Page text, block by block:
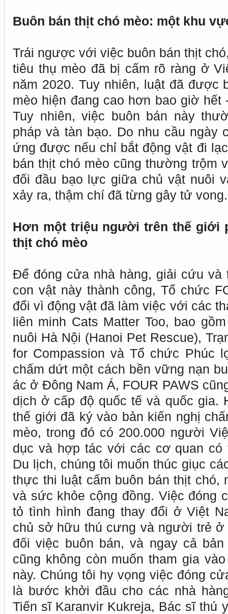
Buôn bán thịt chó mèo: một khu
Trái ngược với việc buôn bán thịt
tiêu thụ mèo đã bị cấm rõ ràng ở
năm 2020. Tuy nhiên, luật đã được
mèo hiện đang cao hơn bao giờ
Tuy nhiên, việc buôn bán này
pháp và tàn bạo. Do nhu cầu ngày
ứng được nếu chỉ bắt động vật đi
bán thịt chó mèo cũng thường trộm
đối đầu bạo lực giữa chủ vật nuôi
xảy ra, thậm chí đã từng gây tử vong.
Hơn một triệu người trên thế giới
thịt chó mèo
Để đóng cửa nhà hàng, giải cứu và
con vật này thành công, Tổ chức
đổi vì động vật đã làm việc với các
liên minh Cats Matter Too, bao
nuôi Hà Nội (Hanoi Pet Rescue),
for Compassion và Tổ chức Phúc
chấm dứt một cách bền vững nạn
ác ở Đông Nam Á, FOUR PAWS
dịch ở cấp độ quốc tế và quốc gia.
thế giới đã ký vào bản kiến ​​nghị
mèo, trong đó có 200.000 người
dục và hợp tác với các cơ quan có
Du lịch, chúng tôi muốn thúc giục
thực thi luật cấm buôn bán thịt chó,
và sức khỏe cộng đồng. Việc đóng
tỏ tình hình đang thay đổi ở Việt
chủ sở hữu thú cưng và người trẻ ở
đối việc buôn bán, và ngay cả
cũng không còn muốn tham gia
này. Chúng tôi hy vọng việc đóng
là bước khởi đầu cho các nhà
Tiến sĩ Karanvir Kukreja, Bác sĩ thú